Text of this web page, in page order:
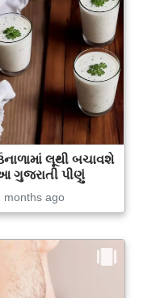
લૂથી બચાવશે
ગુજરાતી પીણું
months ago